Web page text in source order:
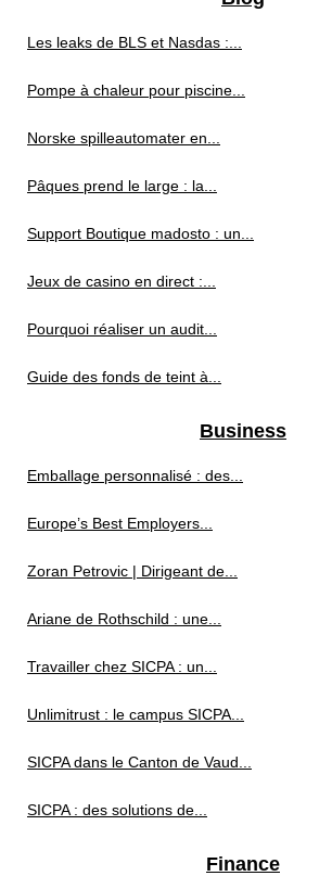
Les leaks de BLS et Nasdas :...
Pompe à chaleur pour piscine...
Norske spilleautomater en...
Pâques prend le large : la...
Support Boutique madosto : un...
Jeux de casino en direct :...
Pourquoi réaliser un audit...
Guide des fonds de teint à...
Business
Emballage personnalisé : des...
Europe’s Best Employers...
Zoran Petrovic | Dirigeant de...
Ariane de Rothschild : une...
Travailler chez SICPA : un...
Unlimitrust : le campus SICPA...
SICPA dans le Canton de Vaud...
SICPA : des solutions de...
Finance